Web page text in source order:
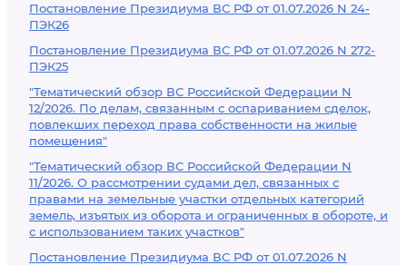
Постановление Президиума ВС РФ от 01.07.2026 N 24-
ПЭК26
Постановление Президиума ВС РФ от 01.07.2026 N 272-
ПЭК25
"Тематический обзор ВС Российской Федерации N
12/2026. По делам, связанным с оспариванием сделок,
повлекших переход права собственности на жилые
помещения"
"Тематический обзор ВС Российской Федерации N
11/2026. О рассмотрении судами дел, связанных с
правами на земельные участки отдельных категорий
земель, изъятых из оборота и ограниченных в обороте, и
с использованием таких участков"
Постановление Президиума ВС РФ от 01.07.2026 N